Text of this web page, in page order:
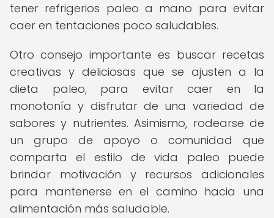
tener refrigerios paleo a mano para evitar
caer en tentaciones poco saludables.
Otro consejo importante es buscar recetas
creativas y deliciosas que se ajusten a la
dieta paleo, para evitar caer en la
monotonía y disfrutar de una variedad de
sabores y nutrientes. Asimismo, rodearse de
un grupo de apoyo o comunidad que
comparta el estilo de vida paleo puede
brindar motivación y recursos adicionales
para mantenerse en el camino hacia una
alimentación más saludable.